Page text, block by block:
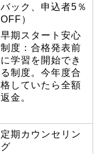
バック、申込者5％
OFF）
早期スタート安心
制度：合格発表前
に学習を開始でき
る制度。今年度合
格していたら全額
返金。
定期カウンセリン
グ